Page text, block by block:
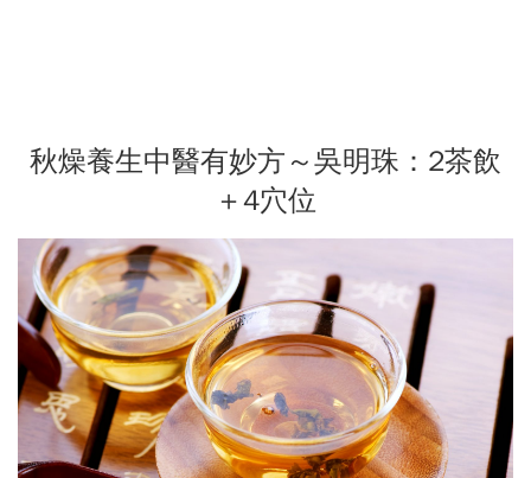
秋燥養生中醫有妙方～吳明珠：2茶飲
＋4穴位